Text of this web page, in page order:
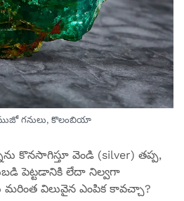
గనులు, కొలంబియా
కొనసాగిస్తూ వెండి (silver) తప్ప,
పెట్టడానికి లేదా నిల్వగా
మరింత విలువైన ఎంపిక కావచ్చా?